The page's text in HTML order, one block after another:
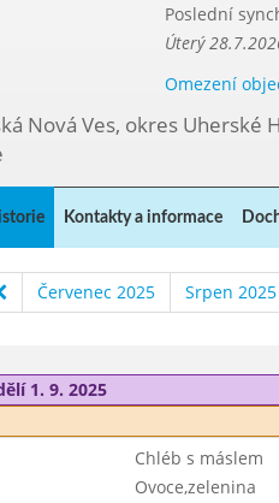
Poslední
Úterý
Omezení
Nová Ves, okres Uherské
Kontakty a informace
Červenec 2025 Srpen 2025
1. 9. 2025
Chléb s máslem
Ovoce,zelenina